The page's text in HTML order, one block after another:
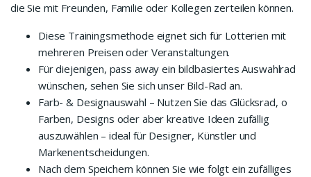
die Sie mit Freunden, Familie oder Kollegen zerteilen können.
Diese Trainingsmethode eignet sich für Lotterien mit
mehreren Preisen oder Veranstaltungen.
Für diejenigen, pass away ein bildbasiertes Auswahlrad
wünschen, sehen Sie sich unser Bild-Rad an.
Farb- & Designauswahl – Nutzen Sie das Glücksrad, o
Farben, Designs oder aber kreative Ideen zufällig
auszuwählen – ideal für Designer, Künstler und
Markenentscheidungen.
Nach dem Speichern können Sie wie folgt ein zufälliges